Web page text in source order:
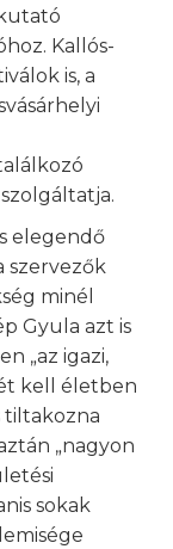
Kallós-
is, a
elegendő
szervezők
minél
Gyula azt is
„az igazi,
kell életben
tiltakozna
„nagyon
sokak